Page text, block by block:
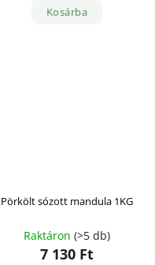
Kosárba
Pörkölt sózott mandula 1KG
Raktáron (>5 db)
7 130 Ft